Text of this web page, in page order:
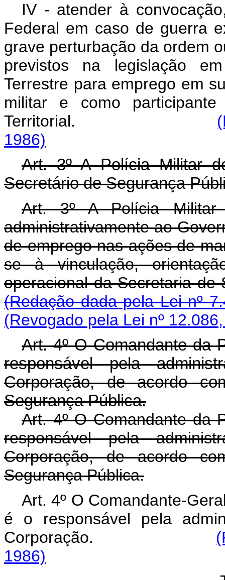
IV - atender à
Federal em caso de guerra
grave perturbação da ordem
previstos na legislação
Terrestre para emprego em
militar e como
Territorial.
1986)
Art. 3º A Polícia Militar
Secretário de Segurança
Art. 3º A Polícia Militar
administrativamente ao
de emprego nas ações de
se à vinculação,
operacional da
(Redação dada pela Lei nº
(Revogado pela Lei nº
Art. 4º O Comandante da
responsável pela
Corporação, de acordo
Segurança Pública.
Art.4º O Comandante da
responsável pela
Corporação, de acordo
Segurança Pública.
Art. 4º O Comandante-
é o responsável pela
Corporação.
1986)